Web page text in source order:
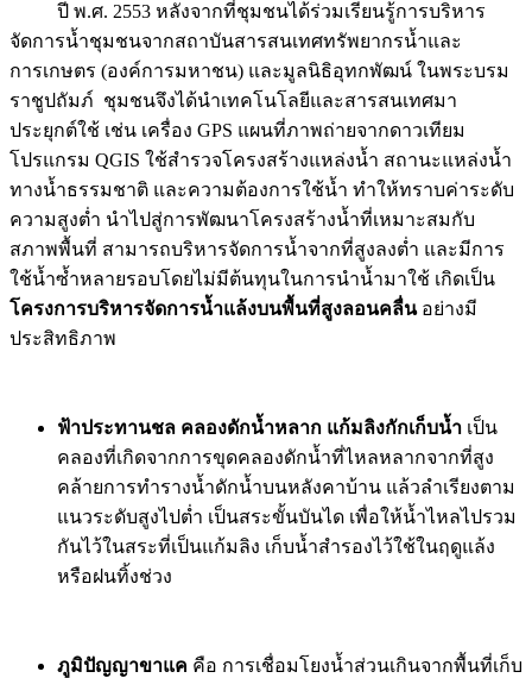
ปี พ.ศ. 2553 หลังจากที่ชุมชนได้ร่วมเรียนรู้การบริหาร
จัดการน้ำชุมชนจากสถาบันสารสนเทศทรัพยากรน้ำและ
การเกษตร (องค์การมหาชน) และมูลนิธิอุทกพัฒน์ ในพระบรม
ราชูปถัมภ์ ชุมชนจึงได้นำเทคโนโลยีและสารสนเทศมา
ประยุกต์ใช้ เช่น เครื่อง GPS แผนที่ภาพถ่ายจากดาวเทียม
โปรแกรม QGIS ใช้สำรวจโครงสร้างแหล่งน้ำ สถานะแหล่งน้ำ
ทางน้ำธรรมชาติ และความต้องการใช้น้ำ ทำให้ทราบค่าระดับ
ความสูงต่ำ นำไปสู่การพัฒนาโครงสร้างน้ำที่เหมาะสมกับ
สภาพพื้นที่ สามารถบริหารจัดการน้ำจากที่สูงลงต่ำ และมีการ
ใช้น้ำซ้ำหลายรอบโดยไม่มีต้นทุนในการนำน้ำมาใช้ เกิดเป็น
โครงการบริหารจัดการน้ำแล้งบนพื้นที่สูงลอนคลื่นอย่างมี
ประสิทธิภาพ
ฟ้าประทานชล คลองดักน้ำหลาก แก้มลิงกักเก็บน้ำ เป็น
คลองที่เกิดจากการขุดคลองดักน้ำที่ไหลหลากจากที่สูง
คล้ายการทำรางน้ำดักน้ำบนหลังคาบ้าน แล้วลำเรียงตาม
แนวระดับสูงไปต่ำ เป็นสระขั้นบันได เพื่อให้น้ำไหลไปรวม
กันไว้ในสระที่เป็นแก้มลิง เก็บน้ำสำรองไว้ใช้ในฤดูแล้ง
หรือฝนทิ้งช่วง
ภูมิปัญญาขาแค คือ การเชื่อมโยงน้ำส่วนเกินจากพื้นที่เก็บ